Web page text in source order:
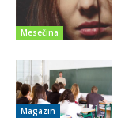
Mesečina
Magazin